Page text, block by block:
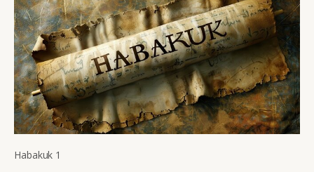
Habakuk 1